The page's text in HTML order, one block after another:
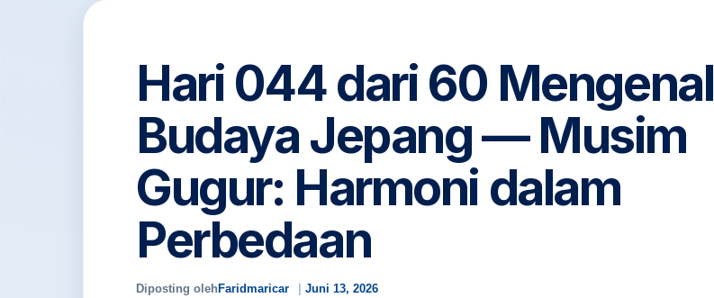
Hari 044 dari 60 Mengenal
Budaya Jepang — Musim
Gugur: Harmoni dalam
Perbedaan
Diposting oleh Faridmaricar Juni 13, 2026